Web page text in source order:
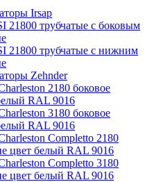
Irsap
21800 трубчатые с боковым
21800 трубчатые с нижним
Zehnder
2180 боковое
RAL 9016
3180 боковое
RAL 9016
Completto 2180
цвет белый RAL 9016
Completto 3180
цвет белый RAL 9016